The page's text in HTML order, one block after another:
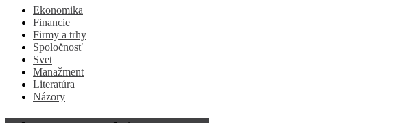
Ekonomika
Financie
Firmy a trhy
Spoločnosť
Svet
Manažment
Literatúra
Názory